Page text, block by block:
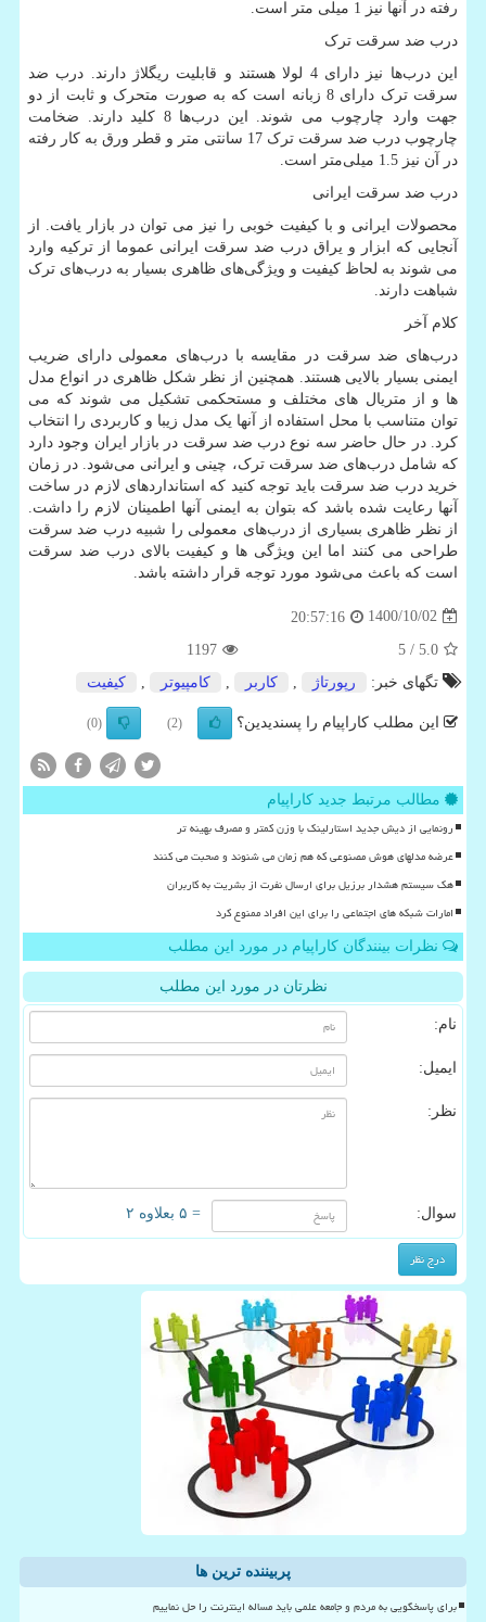
رفته در آنها نیز 1 میلی متر است.
درب ضد سرقت ترک
این درب
ها نیز دارای 4 لولا هستند و قابلیت ریگلاژ دارند. درب ضد
سرقت ترک دارای 8 زبانه است که به صورت متحرک و ثابت از دو
جهت وارد چارچوب می شوند. این درب
ها 8 کلید دارند. ضخامت
چارچوب درب ضد سرقت ترک 17 سانتی متر و قطر ورق به کار رفته
در آن نیز 1.5 میلی
متر است.
درب ضد سرقت ایرانی
محصولات ایرانی و با کیفیت خوبی را نیز می توان در بازار یافت. از
آنجایی که ابزار و یراق درب ضد سرقت ایرانی عموما از ترکیه وارد
می شوند به لحاظ کیفیت و ویژگیهای ظاهری بسیار به دربهای ترک
شباهت دارند.
کلام آخر
دربهای ضد سرقت در مقایسه با دربهای معمولی دارای ضریب
ایمنی بسیار بالایی هستند. همچنین از نظر شکل ظاهری در انواع مدل
ها و از متریال های مختلف و مستحکمی تشکیل می شوند که می
توان متناسب با محل استفاده از آنها یک مدل زیبا و کاربردی را انتخاب
کرد. در حال حاضر سه نوع درب ضد سرقت در بازار ایران وجود دارد
که شامل دربهای ضد سرقت ترک، چینی و ایرانی میشود. در زمان
خرید درب ضد سرقت باید توجه کنید که استانداردهای لازم در ساخت
آنها رعایت شده باشد که بتوان به ایمنی آنها اطمینان لازم را داشت.
از نظر ظاهری بسیاری از دربهای معمولی را شبیه درب ضد سرقت
طراحی می کنند اما این ویژگی ها و کیفیت بالای درب ضد سرقت
است که باعث میشود مورد توجه قرار داشته باشد.
1400/10/02
20:57:16
5.0
/ 5
1197
تگهای خبر:
رپورتاژ كاربر كامپیوتر كیفیت
این مطلب کاراپیام را پسندیدین؟ (2)
(0)
مطالب مرتبط جدید کاراپیام
رونمایی از دیش جدید استارلینک با وزن کمتر و مصرف بهینه تر
عرضه مدلهای هوش مصنوعی که هم زمان می شنوند و صحبت می کنند
هک سیستم هشدار برزیل برای ارسال نفرت از بشریت به کاربران
امارات شبکه های اجتماعی را برای این افراد ممنوع کرد
نظرات بینندگان کاراپیام در مورد این مطلب
نظرتان در مورد این مطلب
نام:
ایمیل:
نظر:
سوال: = ۵ بعلاوه ۲
پربیننده ترین ها
برای پاسخگویی به مردم و جامعه علمی باید مساله اینترنت را حل نماییم